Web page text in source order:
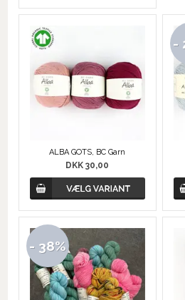
ALBA GOTS, BC Garn
DKK 30,00
-
- 38%